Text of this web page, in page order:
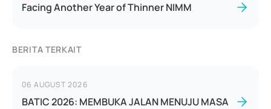
Facing Another Year of Thinner NIMM
BERITA TERKAIT
06 AUGUST 2026
BATIC 2026: MEMBUKA JALAN MENUJU MASA